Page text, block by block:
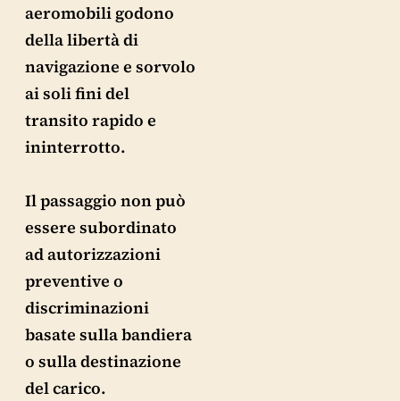
aeromobili godono
della libertà di
navigazione e sorvolo
ai soli fini del
transito rapido e
ininterrotto.
Il passaggio non può
essere subordinato
ad autorizzazioni
preventive o
discriminazioni
basate sulla bandiera
o sulla destinazione
del carico.